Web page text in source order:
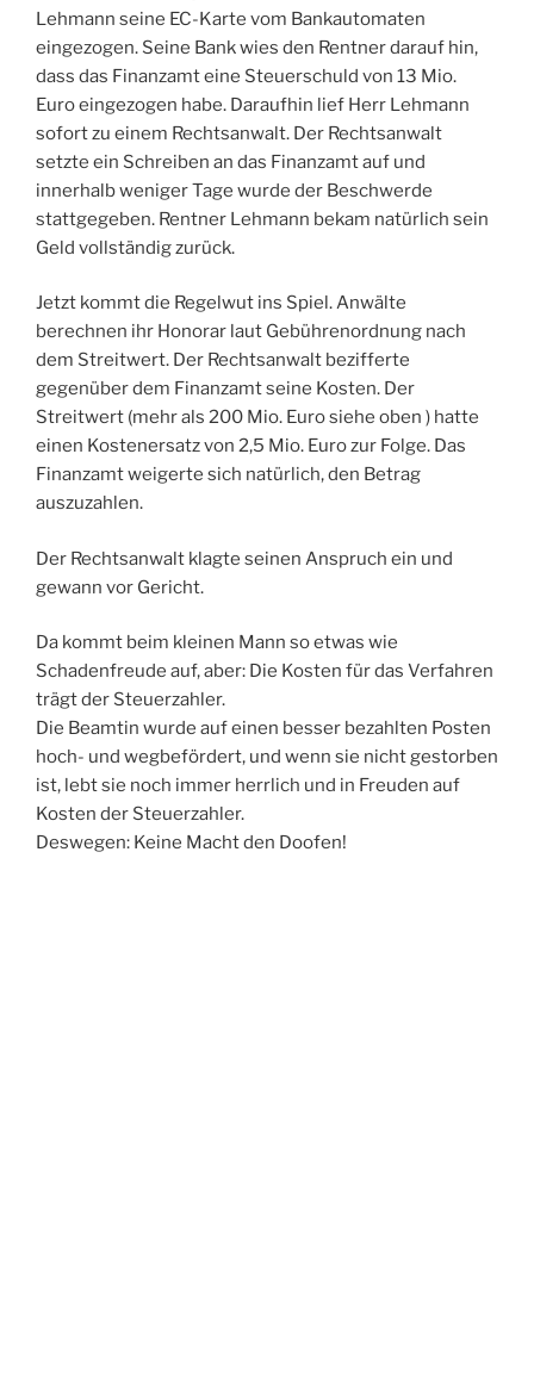
Lehmann seine EC-Karte vom Bankautomaten
eingezogen. Seine Bank wies den Rentner darauf hin,
dass das Finanzamt eine Steuerschuld von 13 Mio.
Euro eingezogen habe. Daraufhin lief Herr Lehmann
sofort zu einem Rechtsanwalt. Der Rechtsanwalt
setzte ein Schreiben an das Finanzamt auf und
innerhalb weniger Tage wurde der Beschwerde
stattgegeben. Rentner Lehmann bekam natürlich sein
Geld vollständig zurück.
Jetzt kommt die Regelwut ins Spiel. Anwälte
berechnen ihr Honorar laut Gebührenordnung nach
dem Streitwert. Der Rechtsanwalt bezifferte
gegenüber dem Finanzamt seine Kosten. Der
Streitwert (mehr als 200 Mio. Euro siehe oben ) hatte
einen Kostenersatz von 2,5 Mio. Euro zur Folge. Das
Finanzamt weigerte sich natürlich, den Betrag
auszuzahlen.
Der Rechtsanwalt klagte seinen Anspruch ein und
gewann vor Gericht.
Da kommt beim kleinen Mann so etwas wie
Schadenfreude auf, aber: Die Kosten für das Verfahren
trägt der Steuerzahler.
Die Beamtin wurde auf einen besser bezahlten Posten
hoch- und wegbefördert, und wenn sie nicht gestorben
ist, lebt sie noch immer herrlich und in Freuden auf
Kosten der Steuerzahler.
Deswegen: Keine Macht den Doofen!